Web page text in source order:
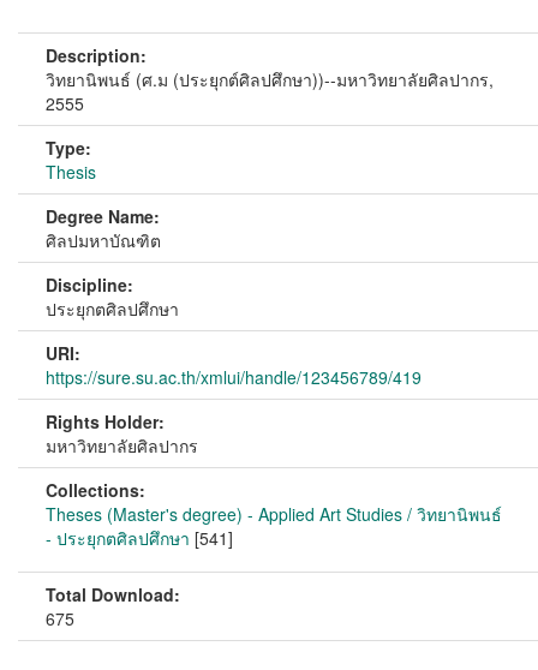
Description:
วิทยานิพนธ์ (ศ.ม (ประยุกต์ศิลปศึกษา))--มหาวิทยาลัยศิลปากร,
2555
Type:
Thesis
Degree Name:
ศิลปมหาบัณฑิต
Discipline:
ประยุกตศิลปศึกษา
URI:
https://sure.su.ac.th/xmlui/handle/123456789/419
Rights Holder:
มหาวิทยาลัยศิลปากร
Collections:
Theses (Master's degree) - Applied Art Studies / วิทยานิพนธ์
- ประยุกตศิลปศึกษา [541]
Total Download:
675